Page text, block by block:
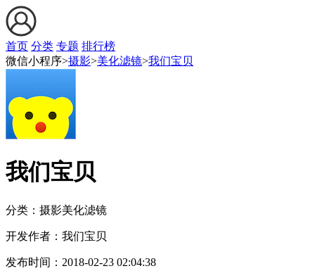
首页 分类 专题 排行榜
微信小程序>摄影>美化滤镜>我们宝贝
我们宝贝
分类：摄影美化滤镜
开发作者： 我们宝贝
发布时间： 2018-02-23 02:04:38